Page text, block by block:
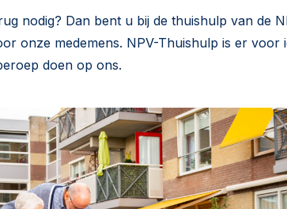
nodig? Dan bent u bij de thuishulp van de
onze medemens. NPV-Thuishulp is er
doen op ons.